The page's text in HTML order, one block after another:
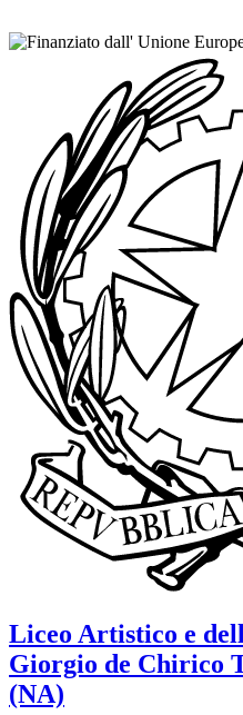
Liceo Artistico e
Giorgio de Chirico
(NA)